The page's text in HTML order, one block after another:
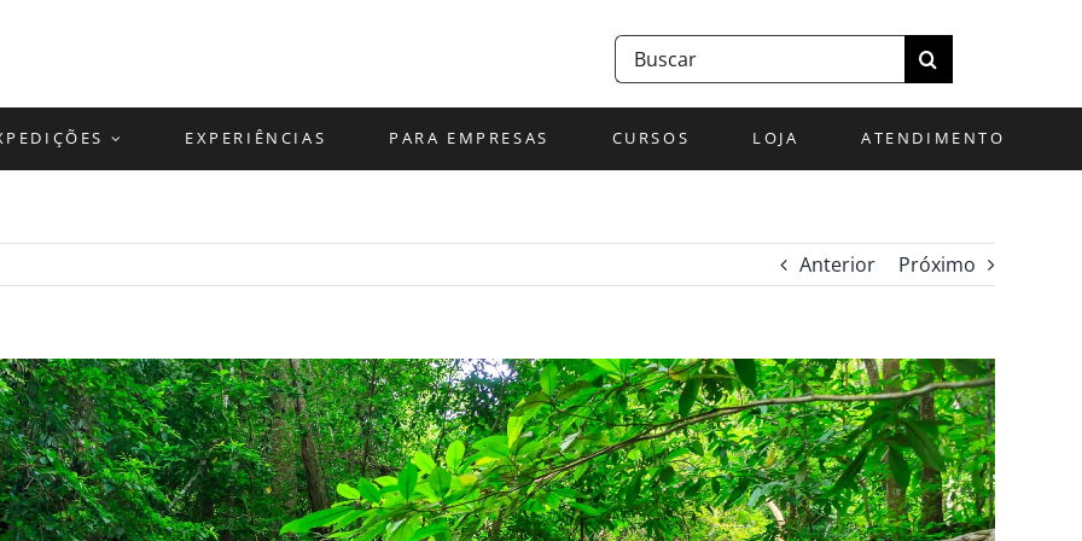
Buscar
resultados
EXPERIÊNCIAS PARA EMPRESAS CURSOS LOJA ATENDIMENTO
Anterior Próximo